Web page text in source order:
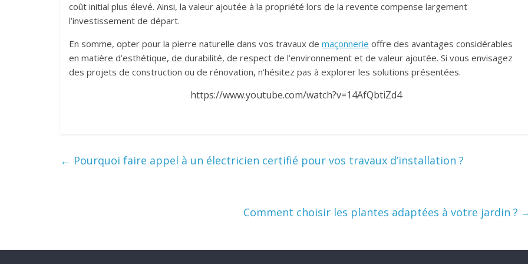
coût initial plus élevé. Ainsi, la valeur ajoutée à la propriété lors de la revente compense largement
l’investissement de départ.
En somme, opter pour la pierre naturelle dans vos travaux de maçonnerie offre des avantages considérables
en matière d’esthétique, de durabilité, de respect de l’environnement et de valeur ajoutée. Si vous envisagez
des projets de construction ou de rénovation, n’hésitez pas à explorer les solutions présentées.
https://www.youtube.com/watch?v=14AfQbtiZd4
← Pourquoi faire appel à un électricien certifié pour vos travaux d’installation ?
Comment choisir les plantes adaptées à votre jardin ?